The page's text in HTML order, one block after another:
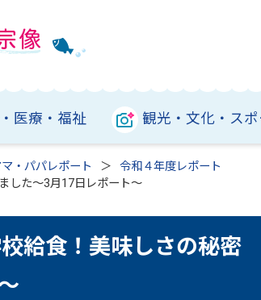
医療・福祉 観光・文化・ス
・パパレポート
令和４年度レポート
した～3月17日レポート～
給食！美味しさの秘密